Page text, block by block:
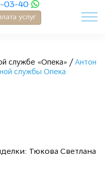
03-40
услуг
службе «Опека» / Антон
службы Опека
Тюкова Светлана